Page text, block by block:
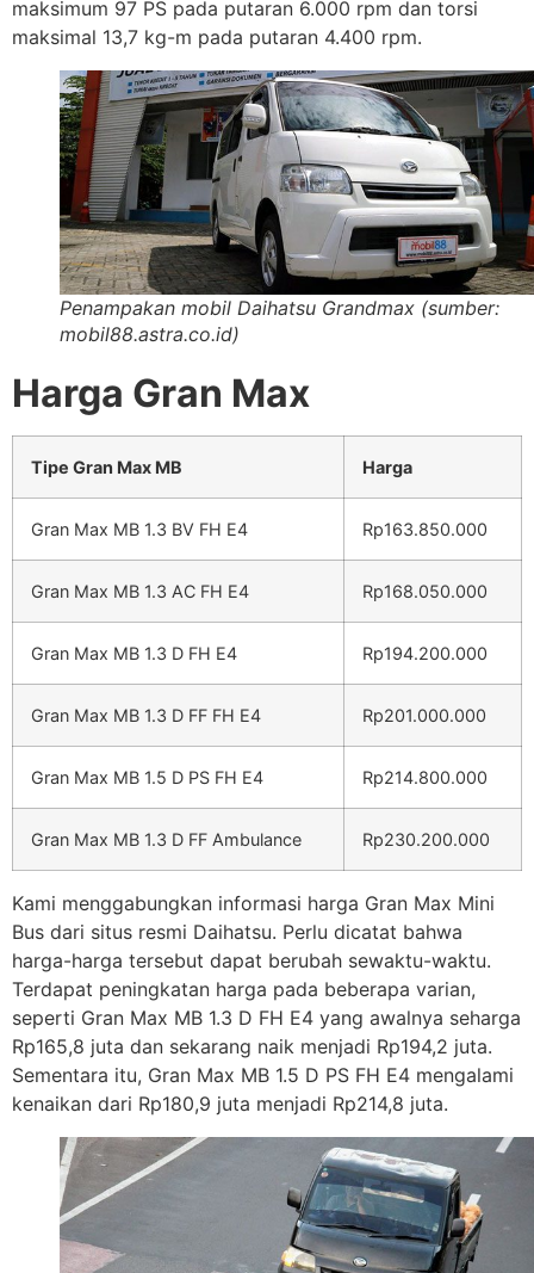
maksimum 97 PS pada putaran 6.000 rpm dan torsi
maksimal 13,7 kg-m pada putaran 4.400 rpm.
Penampakan mobil Daihatsu Grandmax (sumber:
mobil88.astra.co.id)
Harga Gran Max
Tipe Gran Max MB Harga
Gran Max MB 1.3 BV FH E4 Rp163.850.000
Gran Max MB 1.3 AC FH E4 Rp168.050.000
Gran Max MB 1.3 D FH E4 Rp194.200.000
Gran Max MB 1.3 D FF FH E4 Rp201.000.000
Gran Max MB 1.5 D PS FH E4 Rp214.800.000
Gran Max MB 1.3 D FF Ambulance Rp230.200.000
Kami menggabungkan informasi harga Gran Max Mini
Bus dari situs resmi Daihatsu. Perlu dicatat bahwa
harga-harga tersebut dapat berubah sewaktu-waktu.
Terdapat peningkatan harga pada beberapa varian,
seperti Gran Max MB 1.3 D FH E4 yang awalnya seharga
Rp165,8 juta dan sekarang naik menjadi Rp194,2 juta.
Sementara itu, Gran Max MB 1.5 D PS FH E4 mengalami
kenaikan dari Rp180,9 juta menjadi Rp214,8 juta.